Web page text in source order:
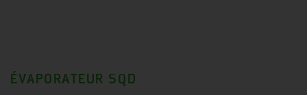
ÉVAPORATEUR SQD